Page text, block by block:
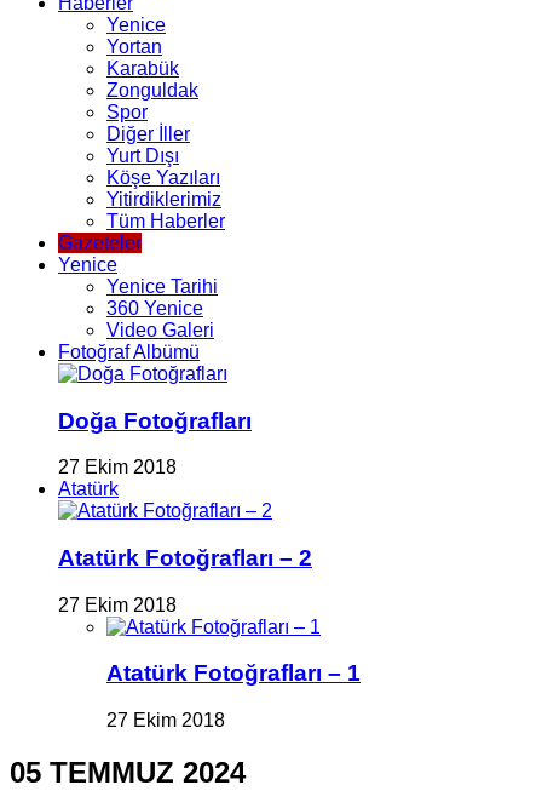
Yenice
Yortan
Karabük
Zonguldak
Spor
Diğer İller
Yurt Dışı
Köşe Yazıları
Yitirdiklerimiz
Tüm Haberler
Gazeteler
Yenice
Yenice Tarihi
360 Yenice
Video Galeri
Fotoğraf Albümü
Doğa Fotoğrafları
27 Ekim 2018
Atatürk
Atatürk Fotoğrafları – 2
27 Ekim 2018
Atatürk Fotoğrafları – 1
27 Ekim 2018
05 TEMMUZ 2024